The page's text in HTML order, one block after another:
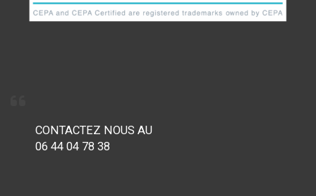
CONTACTEZ NOUS AU
06 44 04 78 38